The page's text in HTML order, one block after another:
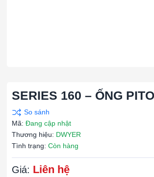
SERIES 160 – ỐNG
Mã: Đang cập nhật
Thương hiệu: DWYER
Tình trạng: Còn hàng
Giá: Liên hệ